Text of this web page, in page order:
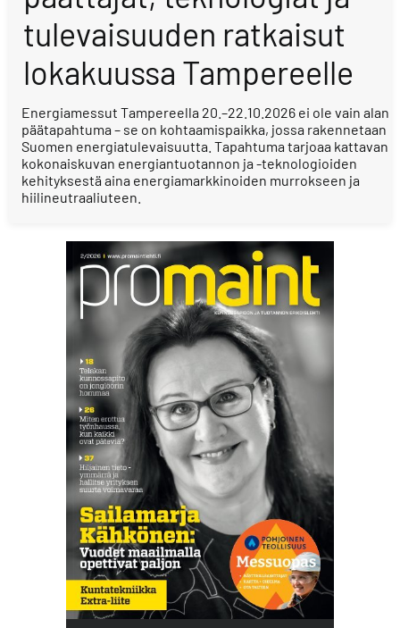
tulevaisuuden ratkaisut
lokakuussa Tampereelle
Energiamessut Tampereella 20.–22.10.2026 ei ole vain alan
päätapahtuma – se on kohtaamispaikka, jossa rakennetaan
Suomen energiatulevaisuutta. Tapahtuma tarjoaa kattavan
kokonaiskuvan energiantuotannon ja -teknologioiden
kehityksestä aina energiamarkkinoiden murrokseen ja
hiilineutraaliuteen.